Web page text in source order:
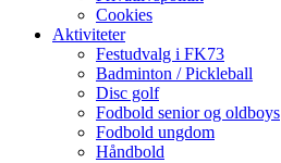
Cookies
Aktiviteter
Festudvalg i FK73
Badminton / Pickleball
Disc golf
Fodbold senior og oldboys
Fodbold ungdom
Håndbold